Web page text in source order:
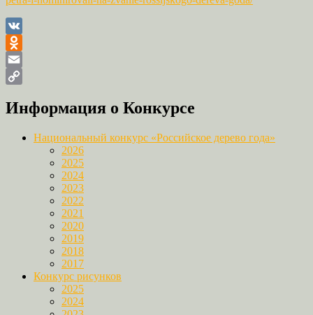
VK
Odnoklassniki
Email
Link
Информация о Конкурсе
Национальный конкурс «Российское дерево года»
2026
2025
2024
2023
2022
2021
2020
2019
2018
2017
Конкурс рисунков
2025
2024